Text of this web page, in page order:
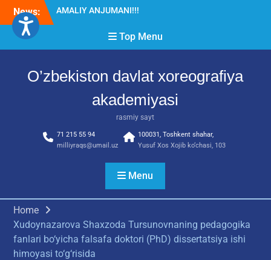
Skip
content
News:
Diqqat e’lon!
2026” tadbiri bo‘lib o‘tdi
RESPUBLIKA ILMIY-
Top Menu
O’zbekiston davlat xoreografiya
akademiyasi
rasmiy sayt
71 215 55 94
milliyraqs@umail.uz
100031, Toshkent shahar,
Yusuf Xos Xojib ko‘chasi, 103
Menu
Home
Xudoynazarova Shaxzoda Tursunovnaning pedagogika
fanlari bo‘yicha falsafa doktori (PhD) dissertatsiya ishi
himoyasi to‘g‘risida